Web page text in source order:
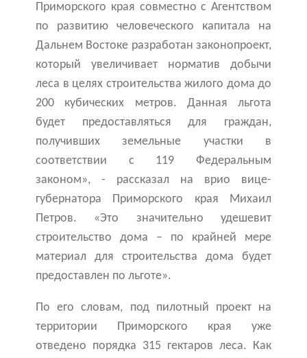
Приморского края совместно с Агентством
по развитию человеческого капитала на
Дальнем Востоке разработан законопроект,
который увеличивает норматив добычи
леса в целях строительства жилого дома до
200 кубических метров. Данная льгота
будет предоставляться для граждан,
получивших земельные участки в
соответствии с 119 Федеральным
законом», - рассказал на врио вице-
губернатора Приморского края Михаил
Петров. «Это значительно удешевит
строительство дома – по крайней мере
материал для строительства дома будет
предоставлен по льготе».
По его словам, под пилотный проект на
территории Приморского края уже
отведено порядка 315 гектаров леса. Как